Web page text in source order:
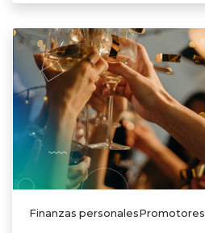
Finanzas personalesPromotores